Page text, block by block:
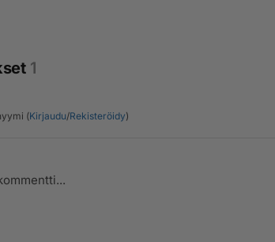
1
(Kirjaudu/Rekisteröidy)